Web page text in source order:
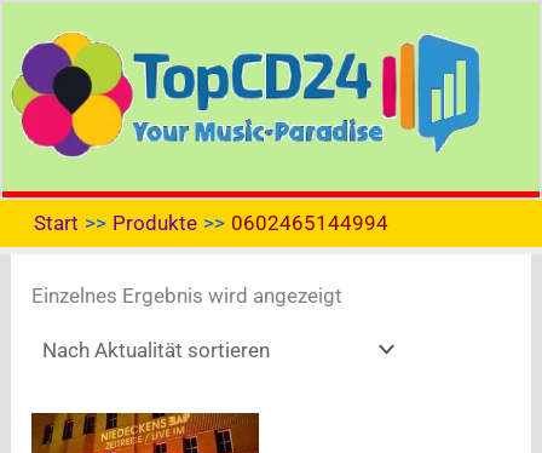
Inhalt
springen
Start Produkte 0602465144994
Einzelnes Ergebnis wird angezeigt